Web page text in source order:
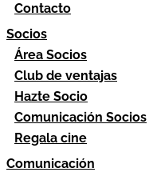
Contacto
Socios
Área Socios
Club de ventajas
Hazte Socio
Comunicación Socios
Regala cine
Comunicación